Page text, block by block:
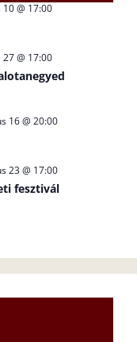
@ 17:00
@ 17:00
16 @ 20:00
23 @ 17:00
fesztivál